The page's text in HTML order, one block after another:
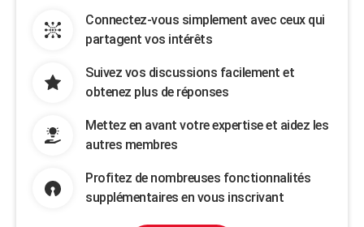
Connectez-vous simplement avec ceux qui
partagent vos intérêts
Suivez vos discussions facilement et
obtenez plus de réponses
Mettez en avant votre expertise et aidez les
autres membres
Profitez de nombreuses fonctionnalités
supplémentaires en vous inscrivant